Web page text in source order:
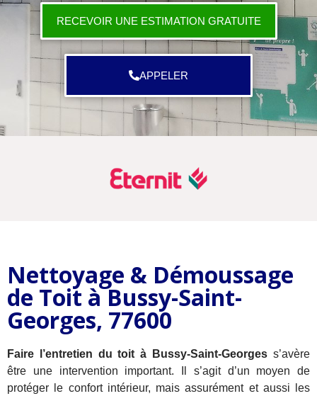
RECEVOIR UNE ESTIMATION GRATUITE
APPELER
Nettoyage & Démoussage
de Toit à Bussy-Saint-
Georges, 77600
Faire l’entretien du toit à Bussy-Saint-Georges s’avère
être une intervention important. Il s’agit d’un moyen de
protéger le confort intérieur, mais assurément et aussi les